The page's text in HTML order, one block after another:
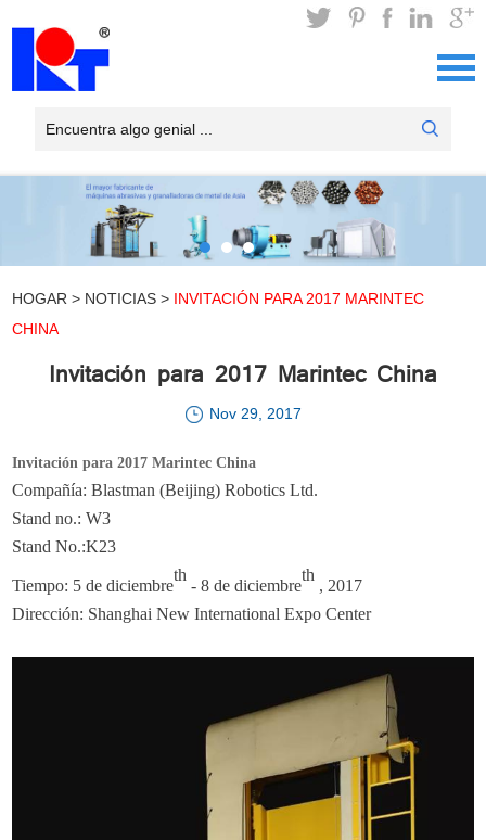
HOGAR > NOTICIAS > INVITACIÓN PARA 2017 MARINTEC
CHINA
Invitación para 2017 Marintec China
Nov 29, 2017
Invitación para 2017 Marintec China
Compañía: Blastman (Beijing) Robotics Ltd.
Stand no.: W3
Stand No.:K23
Tiempo: 5 de diciembre
th
- 8 de diciembre
th
, 2017
Dirección: Shanghai New International Expo Center